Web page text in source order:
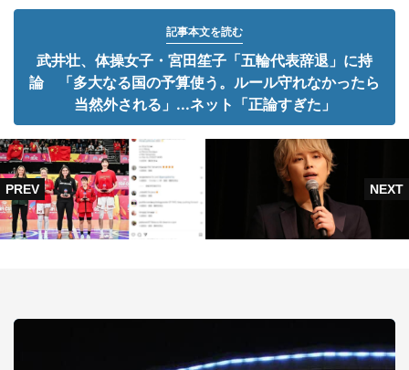
記事本文を読む
武井壮、体操女子・宮田笙子「五輪代表辞退」に持
論 「多大なる国の予算使う。ルール守れなかったら
当然外される」...ネット「正論すぎた」